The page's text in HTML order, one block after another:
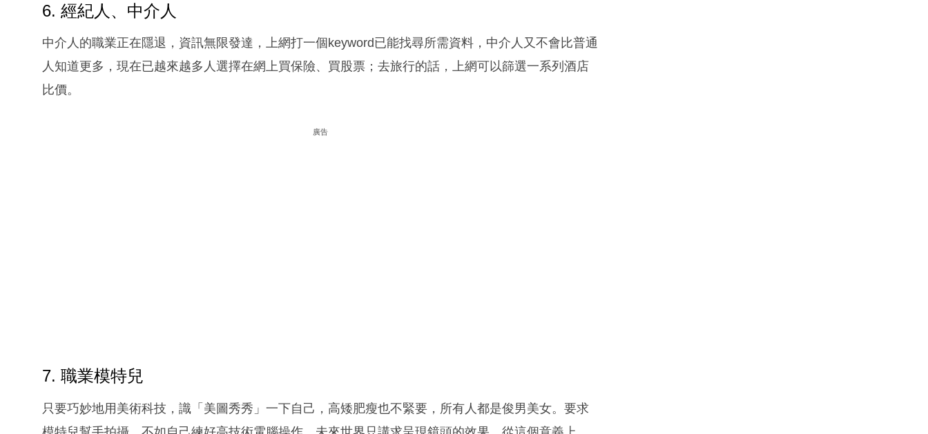
6. 經紀人、中介人
中介人的職業正在隱退，資訊無限發達，上網打一個keyword已能找尋所需資料，中介人又不會比普通
人知道更多，現在已越來越多人選擇在網上買保險、買股票；去旅行的話，上網可以篩選一系列酒店
比價。
廣告
7. 職業模特兒
只要巧妙地用美術科技，識「美圖秀秀」一下自己，高矮肥瘦也不緊要，所有人都是俊男美女。要求